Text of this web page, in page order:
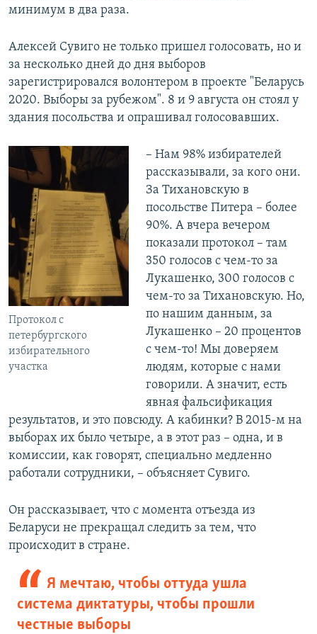
минимум в два раза.
Алексей Сувиго не только пришел голосовать, но и
за несколько дней до дня выборов
зарегистрировался волонтером в проекте "Беларусь
2020. Выборы за рубежом". 8 и 9 августа он стоял у
здания посольства и опрашивал голосовавших.
Протокол с
петербургского
избирательного
участка
– Нам 98% избирателей
рассказывали, за кого они.
За Тихановскую в
посольстве Питера – более
90%. А вчера вечером
показали протокол – там
350 голосов с чем-то за
Лукашенко, 300 голосов с
чем-то за Тихановскую. Но,
по нашим данным, за
Лукашенко – 20 процентов
с чем-то! Мы доверяем
людям, которые с нами
говорили. А значит, есть
явная фальсификация
результатов, и это повсюду. А кабинки? В 2015-м на
выборах их было четыре, а в этот раз – одна, и в
комиссии, как говорят, специально медленно
работали сотрудники, – объясняет Сувиго.
Он рассказывает, что с момента отъезда из
Беларуси не прекращал следить за тем, что
происходит в стране.
Я мечтаю, чтобы оттуда ушла
система диктатуры, чтобы прошли
честные выборы